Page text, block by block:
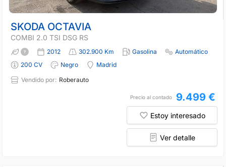
SKODA OCTAVIA
COMBI 2.0 TSI DSG RS
2012 302.900 Km Gasolina
Automático
200 CV
Negro
Madrid
Vendido por: Roberauto
Precio al contado 9.499 €
Estoy interesado
Ver detalle